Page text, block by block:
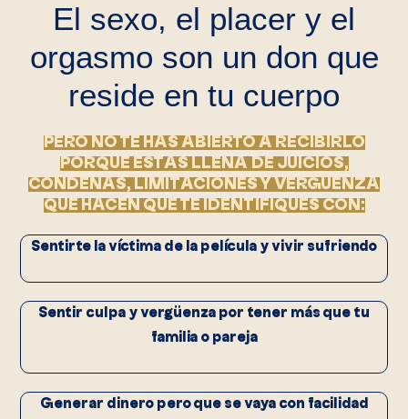
El sexo, el placer y el
orgasmo son un don que
reside en tu cuerpo
PERO NO TE HAS ABIERTO A RECIBIRLO
PORQUE ESTÁS LLENA DE JUICIOS,
CONDENAS, LIMITACIONES Y VERGÜENZA
QUE HACEN QUE TE IDENTIFIQUES CON:
Sentirte la víctima de la película y vivir sufriendo
Sentir culpa y vergüenza por tener más que tu
familia o pareja
Generar dinero pero que se vaya con facilidad